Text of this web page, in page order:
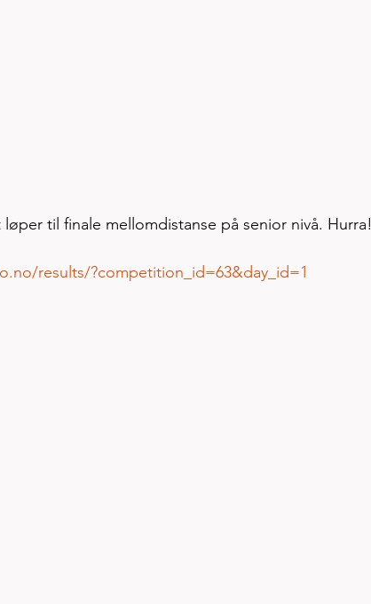
til finale mellomdistanse på senior nivå. Hurra!
results/?competition_id=63&day_id=1